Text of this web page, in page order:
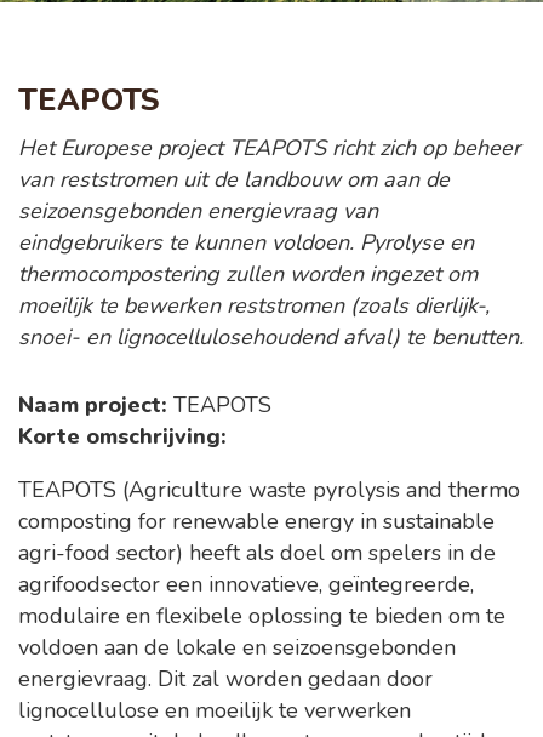
TEAPOTS
Het Europese project TEAPOTS richt zich op beheer
van reststromen uit de landbouw om aan de
seizoensgebonden energievraag van
eindgebruikers te kunnen voldoen. Pyrolyse en
thermocompostering zullen worden ingezet om
moeilijk te bewerken reststromen (zoals dierlijk-,
snoei- en lignocellulosehoudend afval) te benutten.
Naam project: TEAPOTS
Korte omschrijving:
TEAPOTS (Agriculture waste pyrolysis and thermo
composting for renewable energy in sustainable
agri-food sector) heeft als doel om spelers in de
agrifoodsector een innovatieve, geïntegreerde,
modulaire en flexibele oplossing te bieden om te
voldoen aan de lokale en seizoensgebonden
energievraag. Dit zal worden gedaan door
lignocellulose en moeilijk te verwerken